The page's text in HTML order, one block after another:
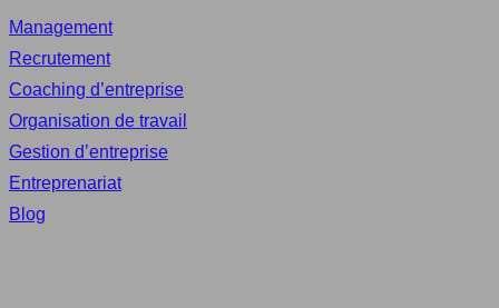
Management
Recrutement
Coaching d’entreprise
Organisation de travail
Gestion d’entreprise
Entreprenariat
Blog